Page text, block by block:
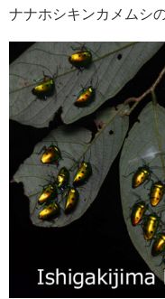
ナナホシキンカメムシ